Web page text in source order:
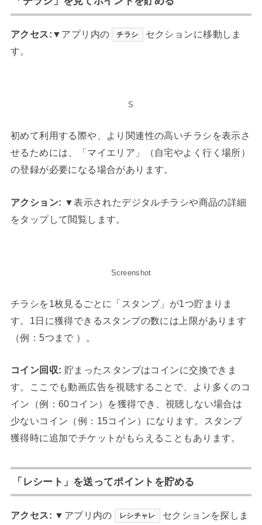
アクセス: ▼アプリ内の チラシ
セクションに移動しま
す。
S
初めて利用する際や、より関連性の高いチラシを表示さ
せるためには、「マイエリア」（自宅やよく行く場所）
の登録が必要になる場合があります。
アクション: ▼表示されたデジタルチラシや商品の詳細
をタップして閲覧します。
Screenshot
チラシを1枚見るごとに「スタンプ」が1つ貯まりま
す。1日に獲得できるスタンプの数には上限があります
（例：5つまで ）。
コイン回収: 貯まったスタンプはコインに交換できま
す。ここでも動画広告を視聴することで、より多くのコ
イン（例：60コイン）を獲得でき、視聴しない場合は
少ないコイン（例：15コイン）になります。スタンプ
獲得時に追加でチケットがもらえることもあります。
「レシート」を送ってポイントを貯める
アクセス: ▼アプリ内の レシチャレ セクションを探しま